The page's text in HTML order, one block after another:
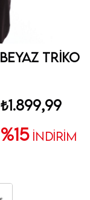
Triko
₺1.899,99
%15İNDİRİM